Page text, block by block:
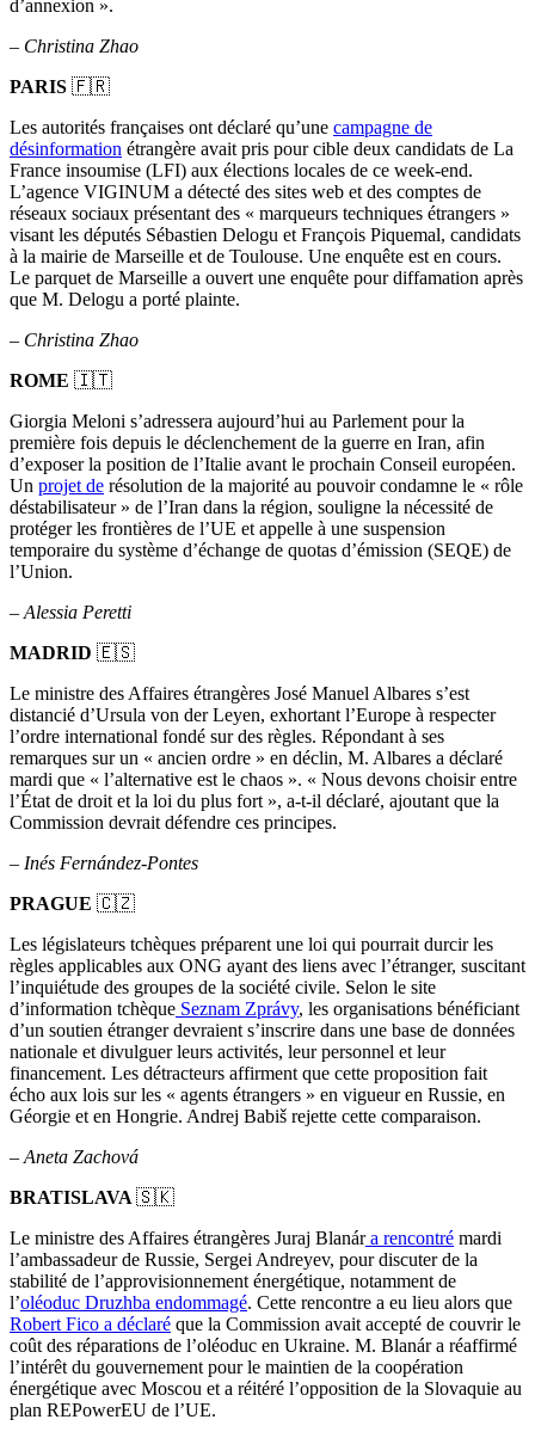
d’annexion ».
– Christina Zhao
PARIS 🇫🇷
Les autorités françaises ont déclaré qu’une campagne de
désinformation étrangère avait pris pour cible deux candidats de La
France insoumise (LFI) aux élections locales de ce week-end.
L’agence VIGINUM a détecté des sites web et des comptes de
réseaux sociaux présentant des « marqueurs techniques étrangers »
visant les députés Sébastien Delogu et François Piquemal, candidats
à la mairie de Marseille et de Toulouse. Une enquête est en cours.
Le parquet de Marseille a ouvert une enquête pour diffamation après
que M. Delogu a porté plainte.
– Christina Zhao
ROME 🇮🇹
Giorgia Meloni s’adressera aujourd’hui au Parlement pour la
première fois depuis le déclenchement de la guerre en Iran, afin
d’exposer la position de l’Italie avant le prochain Conseil européen.
Un projet de résolution de la majorité au pouvoir condamne le « rôle
déstabilisateur » de l’Iran dans la région, souligne la nécessité de
protéger les frontières de l’UE et appelle à une suspension
temporaire du système d’échange de quotas d’émission (SEQE) de
l’Union.
– Alessia Peretti
MADRID 🇪🇸
Le ministre des Affaires étrangères José Manuel Albares s’est
distancié d’Ursula von der Leyen, exhortant l’Europe à respecter
l’ordre international fondé sur des règles. Répondant à ses
remarques sur un « ancien ordre » en déclin, M. Albares a déclaré
mardi que « l’alternative est le chaos ». « Nous devons choisir entre
l’État de droit et la loi du plus fort », a-t-il déclaré, ajoutant que la
Commission devrait défendre ces principes.
– Inés Fernández-Pontes
PRAGUE 🇨🇿
Les législateurs tchèques préparent une loi qui pourrait durcir les
règles applicables aux ONG ayant des liens avec l’étranger, suscitant
l’inquiétude des groupes de la société civile. Selon le site
d’information tchèque Seznam Zprávy, les organisations bénéficiant
d’un soutien étranger devraient s’inscrire dans une base de données
nationale et divulguer leurs activités, leur personnel et leur
financement. Les détracteurs affirment que cette proposition fait
écho aux lois sur les « agents étrangers » en vigueur en Russie, en
Géorgie et en Hongrie. Andrej Babiš rejette cette comparaison.
– Aneta Zachová
BRATISLAVA 🇸🇰
Le ministre des Affaires étrangères Juraj Blanára rencontré mardi
l’ambassadeur de Russie, Sergei Andreyev, pour discuter de la
stabilité de l’approvisionnement énergétique, notamment de
l’oléoduc Druzhba endommagé. Cette rencontre a eu lieu alors que
Robert Fico a déclaré que la Commission avait accepté de couvrir le
coût des réparations de l’oléoduc en Ukraine. M. Blanár a réaffirmé
l’intérêt du gouvernement pour le maintien de la coopération
énergétique avec Moscou et a réitéré l’opposition de la Slovaquie au
plan REPowerEU de l’UE.